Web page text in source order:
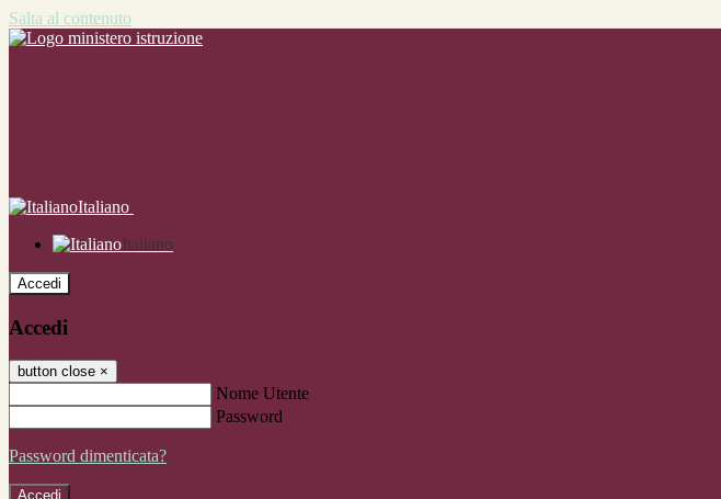
Salta al contenuto
Italiano
Italiano
Accedi
Accedi
button close ×
Nome Utente
Password
Password dimenticata?